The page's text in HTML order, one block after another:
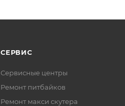
СЕРВИС
Сервисные центры
Ремонт питбайков
Ремонт макси скутера